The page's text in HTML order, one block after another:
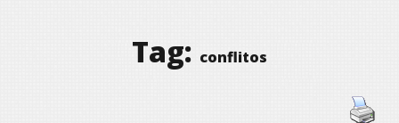
Tag: conflitos